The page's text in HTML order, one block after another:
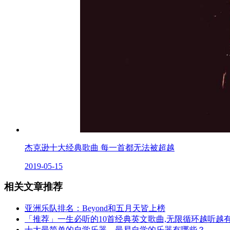
杰克逊十大经典歌曲 每一首都无法被超越
2019-05-15
相关文章推荐
亚洲乐队排名：Beyond和五月天皆上榜
「推荐」一生必听的10首经典英文歌曲,无限循环越听越